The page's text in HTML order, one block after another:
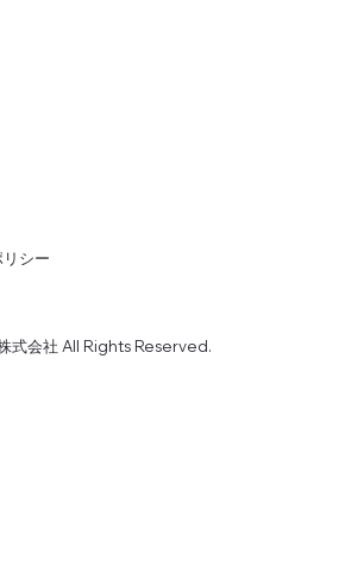
シー
会社 All Rights Reserved.